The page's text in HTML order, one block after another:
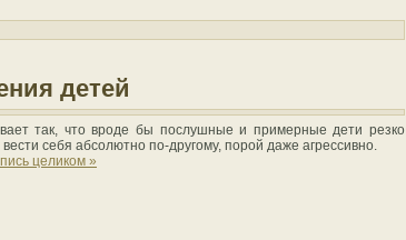
детей
так, что вроде бы послушные и примерные дети резко
себя абсолютно по-другому, порой даже агрессивно.
целиком »